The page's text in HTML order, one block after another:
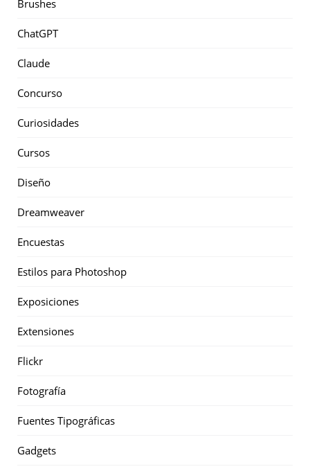
Brushes
ChatGPT
Claude
Concurso
Curiosidades
Cursos
Diseño
Dreamweaver
Encuestas
Estilos para Photoshop
Exposiciones
Extensiones
Flickr
Fotografía
Fuentes Tipográficas
Gadgets